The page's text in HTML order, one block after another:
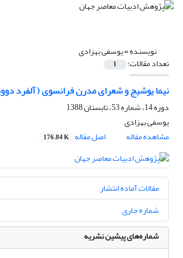
نویسنده =یوسفی بهزادی
تعداد مقالات: 1
نیما یوشیج و شعرای مدرن فرانسوی ( آلفرد
دوره 14، شماره 53، تابستان 1388
یوسفی بهزادی
مشاهده مقاله
اصل مقاله 176.84 K
مقالات آماده انتشار
شماره جاری
شماره‌های پیشین نشریه